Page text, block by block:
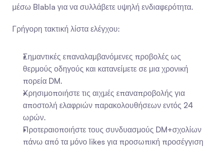
μέσω Blabla για να συλλάβετε υψηλή ενδιαφερότητα.
Γρήγορη τακτική λίστα ελέγχου:
Σημαντικές επαναλαμβανόμενες προβολές ως
θερμούς οδηγούς και κατανείμετε σε μια χρονική
πορεία DM.
Χρησιμοποιήστε τις αιχμές επαναπροβολής για
αποστολή ελαφριών παρακολουθήσεων εντός 24
ωρών.
Προτεραιοποιήστε τους συνδυασμούς DM+σχολίων
πάνω από τα μόνο likes για προσωπική προσέγγιση